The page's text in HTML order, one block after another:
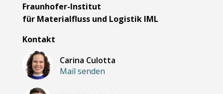
Fraunhofer-Institut
für Materialfluss und Logistik IML
Kontakt
Carina Culotta
Mail senden